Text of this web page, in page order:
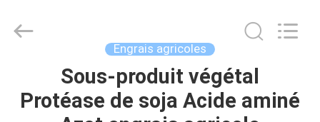
MAISON
Shihong
Technology
Engrais agricoles
Sous-produit végétal
Protéase de soja Acide aminé